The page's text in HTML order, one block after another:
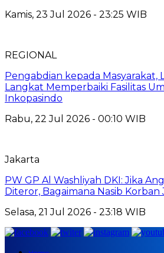
Kamis, 23 Jul 2026 - 23:25 WIB
REGIONAL
Pengabdian kepada Masyarakat,
Langkat Memperbaiki Fasilitas
Inkopasindo
Rabu, 22 Jul 2026 - 00:10 WIB
Jakarta
PW GP Al Washliyah DKI: Jika
Diteror, Bagaimana Nasib
Selasa, 21 Jul 2026 - 23:18 WIB